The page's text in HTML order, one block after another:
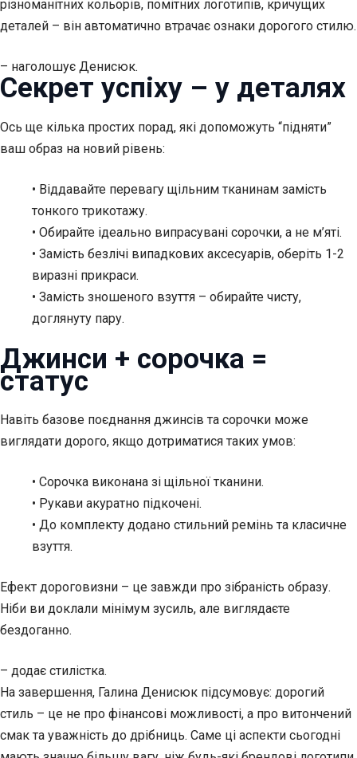
різноманітних кольорів, помітних логотипів, кричущих
деталей – він автоматично втрачає ознаки дорогого стилю.
– наголошує Денисюк.
Секрет успіху – у деталях
Ось ще кілька простих порад, які допоможуть “підняти”
ваш образ на новий рівень:
• Віддавайте перевагу щільним тканинам замість
тонкого трикотажу.
• Обирайте ідеально випрасувані сорочки, а не м’яті.
• Замість безлічі випадкових аксесуарів, оберіть 1-2
виразні прикраси.
• Замість зношеного взуття – обирайте чисту,
доглянуту пару.
Джинси + сорочка =
статус
Навіть базове поєднання джинсів та сорочки може
виглядати дорого, якщо дотриматися таких умов:
• Сорочка виконана зі щільної тканини.
• Рукави акуратно підкочені.
• До комплекту додано стильний ремінь та класичне
взуття.
Ефект дороговизни – це завжди про зібраність образу.
Ніби ви доклали мінімум зусиль, але виглядаєте
бездоганно.
– додає стилістка.
На завершення, Галина Денисюк підсумовує: дорогий
стиль – це не про фінансові можливості, а про витончений
смак та уважність до дрібниць. Саме ці аспекти сьогодні